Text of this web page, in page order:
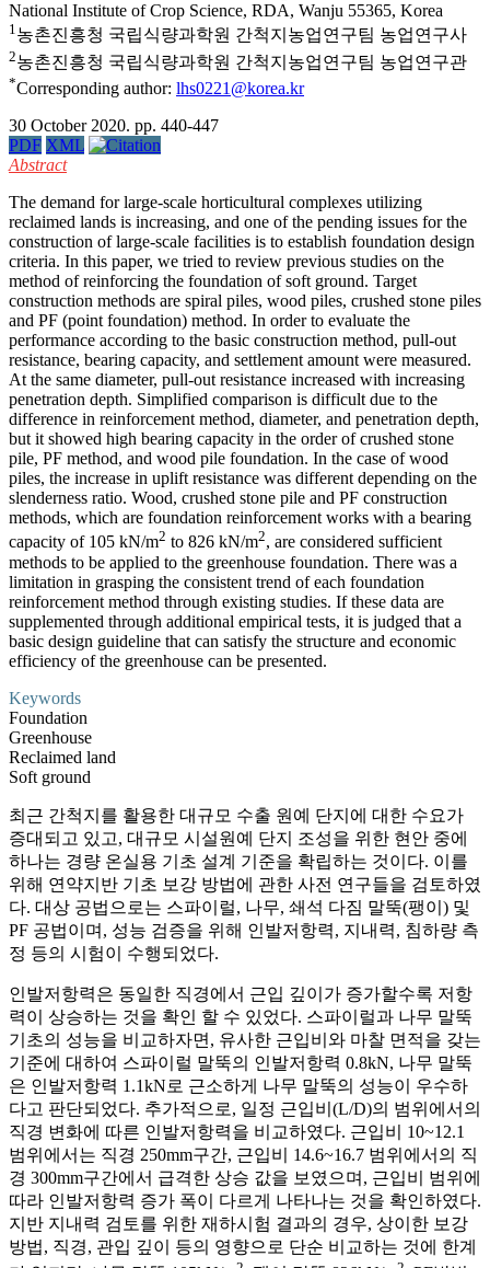
National Institute of Crop Science, RDA, Wanju 55365, Korea
1농촌진흥청 국립식량과학원 간척지농업연구팀 농업연구사
2농촌진흥청 국립식량과학원 간척지농업연구팀 농업연구관
*Corresponding author: lhs0221@korea.kr
30 October 2020. pp. 440-447
PDF XML
Abstract
The demand for large-scale horticultural complexes utilizing
reclaimed lands is increasing, and one of the pending issues for the
construction of large-scale facilities is to establish foundation design
criteria. In this paper, we tried to review previous studies on the
method of reinforcing the foundation of soft ground. Target
construction methods are spiral piles, wood piles, crushed stone piles
and PF (point foundation) method. In order to evaluate the
performance according to the basic construction method, pull-out
resistance, bearing capacity, and settlement amount were measured.
At the same diameter, pull-out resistance increased with increasing
penetration depth. Simplified comparison is difficult due to the
difference in reinforcement method, diameter, and penetration depth,
but it showed high bearing capacity in the order of crushed stone
pile, PF method, and wood pile foundation. In the case of wood
piles, the increase in uplift resistance was different depending on the
slenderness ratio. Wood, crushed stone pile and PF construction
methods, which are foundation reinforcement works with a bearing
capacity of 105 kN/m2 to 826 kN/m2, are considered sufficient
methods to be applied to the greenhouse foundation. There was a
limitation in grasping the consistent trend of each foundation
reinforcement method through existing studies. If these data are
supplemented through additional empirical tests, it is judged that a
basic design guideline that can satisfy the structure and economic
efficiency of the greenhouse can be presented.
Keywords
Foundation
Greenhouse
Reclaimed land
Soft ground
최근 간척지를 활용한 대규모 수출 원예 단지에 대한 수요가
증대되고 있고, 대규모 시설원예 단지 조성을 위한 현안 중에
하나는 경량 온실용 기초 설계 기준을 확립하는 것이다. 이를
위해 연약지반 기초 보강 방법에 관한 사전 연구들을 검토하였
다. 대상 공법으로는 스파이럴, 나무, 쇄석 다짐 말뚝(팽이) 및
PF 공법이며, 성능 검증을 위해 인발저항력, 지내력, 침하량 측
정 등의 시험이 수행되었다.
인발저항력은 동일한 직경에서 근입 깊이가 증가할수록 저항
력이 상승하는 것을 확인 할 수 있었다. 스파이럴과 나무 말뚝
기초의 성능을 비교하자면, 유사한 근입비와 마찰 면적을 갖는
기준에 대하여 스파이럴 말뚝의 인발저항력 0.8kN, 나무 말뚝
은 인발저항력 1.1kN로 근소하게 나무 말뚝의 성능이 우수하
다고 판단되었다. 추가적으로, 일정 근입비(L/D)의 범위에서의
직경 변화에 따른 인발저항력을 비교하였다. 근입비 10~12.1
범위에서는 직경 250mm구간, 근입비 14.6~16.7 범위에서의 직
경 300mm구간에서 급격한 상승 값을 보였으며, 근입비 범위에
따라 인발저항력 증가 폭이 다르게 나타나는 것을 확인하였다.
지반 지내력 검토를 위한 재하시험 결과의 경우, 상이한 보강
방법, 직경, 관입 깊이 등의 영향으로 단순 비교하는 것에 한계